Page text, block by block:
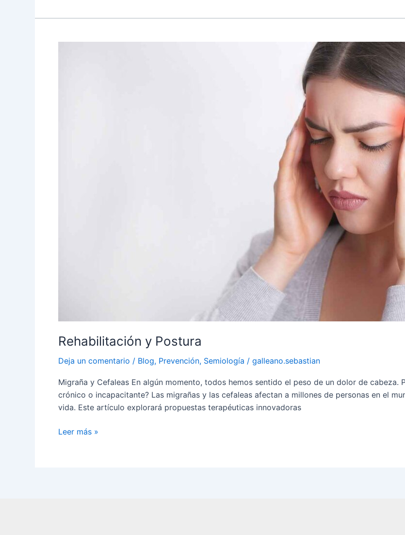
Rehabilitación y Postura
Deja un comentario / Blog, Prevención, Semiología / galleano.sebastian
Migraña y Cefaleas En algún momento, todos hemos sentido el peso de un dolor de cabeza.
crónico o incapacitante? Las migrañas y las cefaleas afectan a millones de personas en el
vida. Este artículo explorará propuestas terapéuticas innovadoras
Leer más »